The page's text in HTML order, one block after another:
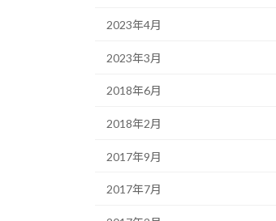
2023年4月
2023年3月
2018年6月
2018年2月
2017年9月
2017年7月